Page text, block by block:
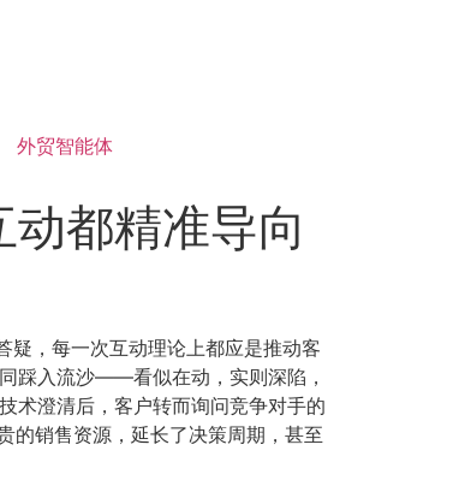
外贸智能体
都精准导向
疑，每一次互动理论上都应是推动客
踩入流沙——看似在动，实则深陷，
术澄清后，客户转而询问竞争对手的
的销售资源，延长了决策周期，甚至